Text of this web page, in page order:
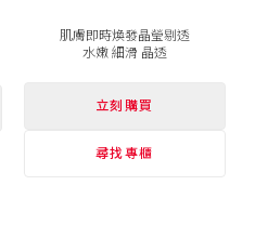
肌膚即時煥發晶瑩剔透
水嫩 細滑 晶透
立刻購買
尋找專櫃